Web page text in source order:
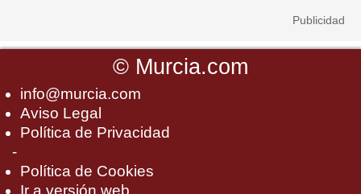
© Murcia.com
info@murcia.com
Aviso Legal
Política de Privacidad
-
Política de Cookies
Ir a versión web